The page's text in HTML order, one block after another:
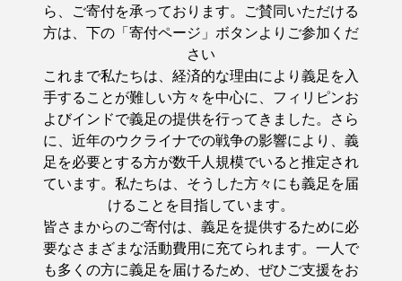
ら、ご寄付を承っております。ご賛同いただける
方は、下の「寄付ページ」ボタンよりご参加くだ
さい
これまで私たちは、経済的な理由により義足を入
手することが難しい方々を中心に、フィリピンお
よびインドで義足の提供を行ってきました。さら
に、近年のウクライナでの戦争の影響により、義
足を必要とする方が数千人規模でいると推定され
ています。私たちは、そうした方々にも義足を届
けることを目指しています。
皆さまからのご寄付は、義足を提供するために必
要なさまざまな活動費用に充てられます。一人で
も多くの方に義足を届けるため、ぜひご支援をお